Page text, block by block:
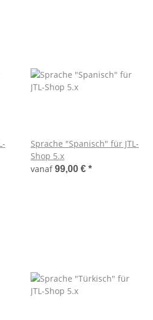
Sprache "Spanisch" für JTL-
Shop 5.x
vanaf99,00 € *